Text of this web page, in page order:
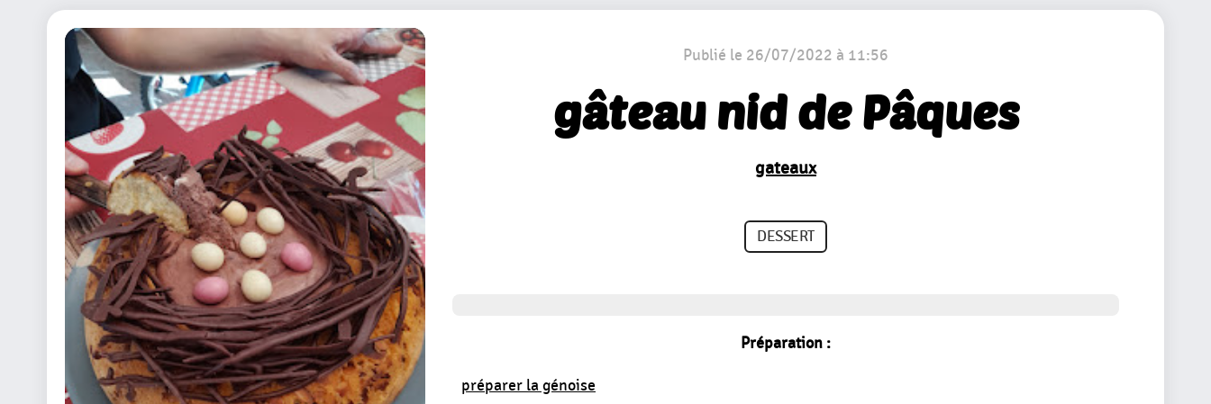
Publié le 26/07/2022 à 11:56
gâteau nid de Pâques
gateaux
DESSERT
Préparation :
préparer la génoise